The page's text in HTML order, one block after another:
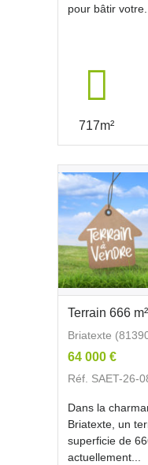
pour bâtir
717m²
Terrain 666 m²
Briatexte
64 000 €
Réf. SAET-26-
Dans la
Briatexte, un
superficie de
actuellement...